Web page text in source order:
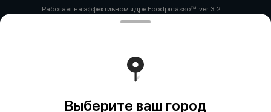
Работает на эффективном ядре Foodpicássover. 3.2
Политика конфиденциальности
Публичная оферта
Выберите ваш город